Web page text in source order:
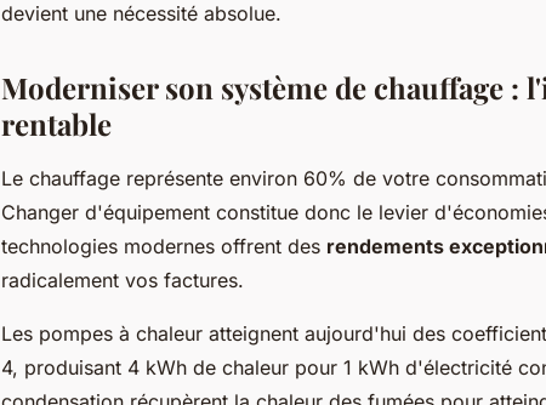
devient une nécessité absolue.
Moderniser son système de chauffage :
rentable
Le chauffage représente environ 60% de votre
Changer d'équipement constitue donc le levier
technologies modernes offrent des rendements
radicalement vos factures.
Les pompes à chaleur atteignent aujourd'hui des
4, produisant 4 kWh de chaleur pour 1 kWh d'électricité